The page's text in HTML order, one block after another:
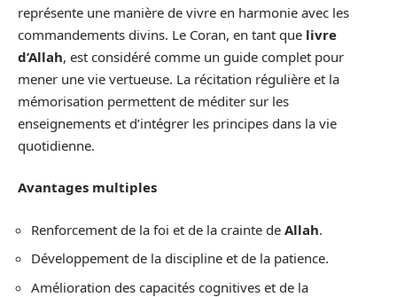
représente une manière de vivre en harmonie avec les
commandements divins. Le Coran, en tant que livre
d’Allah, est considéré comme un guide complet pour
mener une vie vertueuse. La récitation régulière et la
mémorisation permettent de méditer sur les
enseignements et d’intégrer les principes dans la vie
quotidienne.
Avantages multiples
Renforcement de la foi et de la crainte de Allah.
Développement de la discipline et de la patience.
Amélioration des capacités cognitives et de la